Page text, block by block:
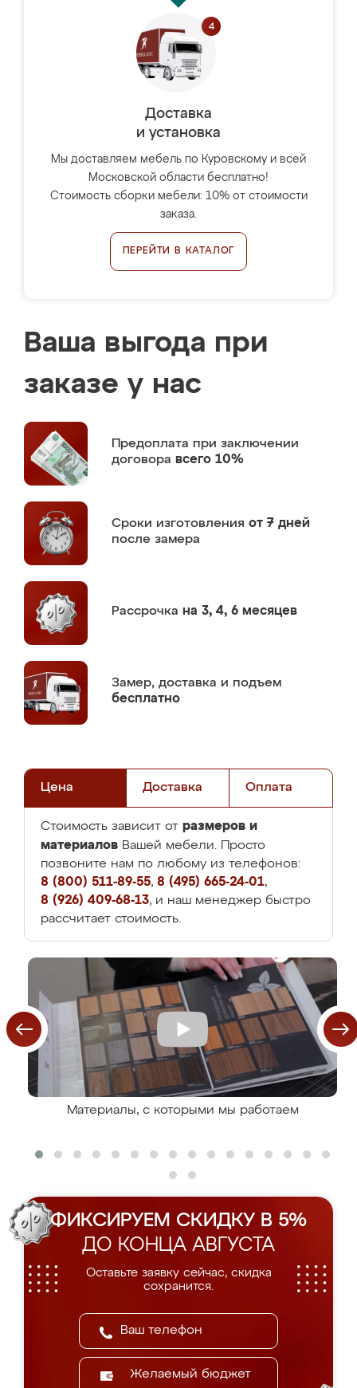
Доставка
и установка
Мы доставляем мебель по Куровскому и всей
Московской области бесплатно!
Стоимость сборки мебели: 10% от стоимости
заказа.
ПЕРЕЙТИ В КАТАЛОГ
Ваша выгода при
заказе у нас
Предоплата при заключении
договора всего 10%
Сроки изготовления от 7 дней
после замера
Рассрочка на 3, 4, 6 месяцев
Замер, доставка и подъем
бесплатно
Цена Доставка Оплата
Стоимость зависит от размеров и
материалов Вашей мебели. Просто
позвоните нам по любому из телефонов:
8 (800) 511-89-55, 8 (495) 665-24-01,
8 (926) 409-68-13, и наш менеджер быстро
рассчитает стоимость.
Материалы, с которыми мы работаем
ФИКСИРУЕМ СКИДКУ В 5%
ДО КОНЦА АВГУСТА
Оставьте заявку сейчас, скидка
сохранится.
Желаемый бюджет